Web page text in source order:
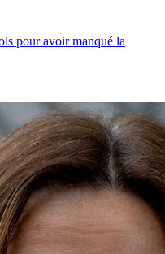
pour avoir manqué la